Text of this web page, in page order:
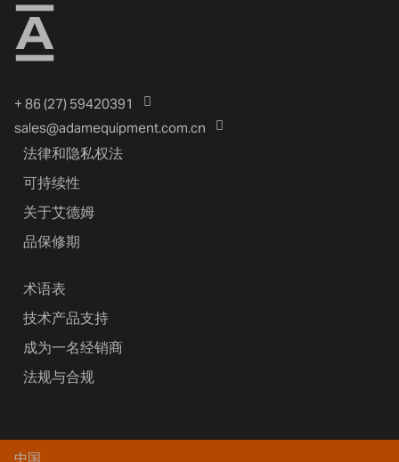
+ 86 (27) 59420391
sales@adamequipment.com.cn
法律和隐私权法
可持续性
关于艾德姆
品保修期
术语表
技术产品支持
成为一名经销商
法规与合规
中国